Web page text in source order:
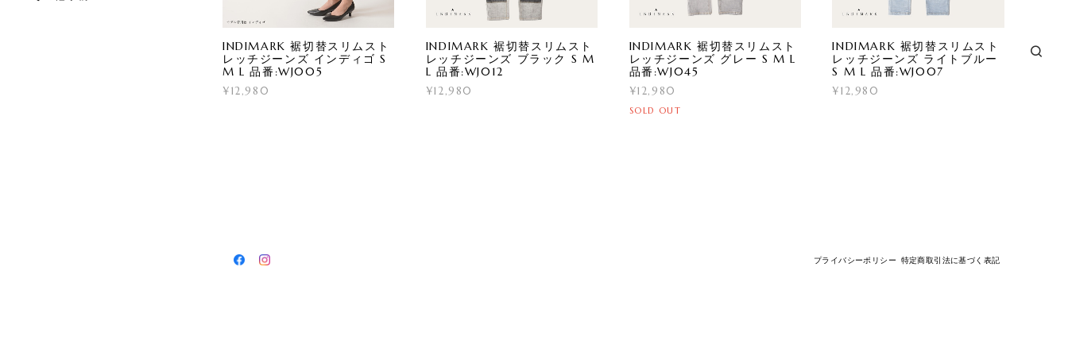
INDIMARK 裾切替スリムスト
レッチジーンズ インディゴ S
M L 品番:WJ005
¥12,980
INDIMARK 裾切替スリムスト
レッチジーンズ ブラック S M
L 品番:WJ012
¥12,980
INDIMARK 裾切替スリムスト
レッチジーンズ グレー S M L
品番:WJ045
¥12,980
SOLD OUT
INDIMARK 裾切替スリムスト
レッチジーンズ ライトブルー
S M L 品番:WJ007
¥12,980
プライバシーポリシー 特定商取引法に基づく表記